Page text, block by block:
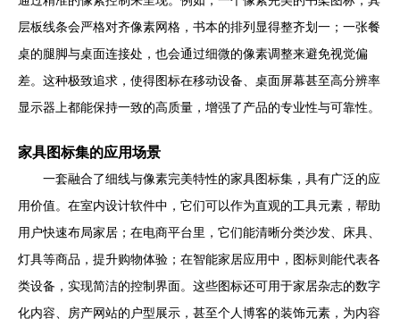
层板线条会严格对齐像素网格，书本的排列显得整齐划一；一张餐
桌的腿脚与桌面连接处，也会通过细微的像素调整来避免视觉偏
差。这种极致追求，使得图标在移动设备、桌面屏幕甚至高分辨率
显示器上都能保持一致的高质量，增强了产品的专业性与可靠性。
家具图标集的应用场景
一套融合了细线与像素完美特性的家具图标集，具有广泛的应
用价值。在室内设计软件中，它们可以作为直观的工具元素，帮助
用户快速布局家居；在电商平台里，它们能清晰分类沙发、床具、
灯具等商品，提升购物体验；在智能家居应用中，图标则能代表各
类设备，实现简洁的控制界面。这些图标还可用于家居杂志的数字
化内容、房产网站的户型展示，甚至个人博客的装饰元素，为内容